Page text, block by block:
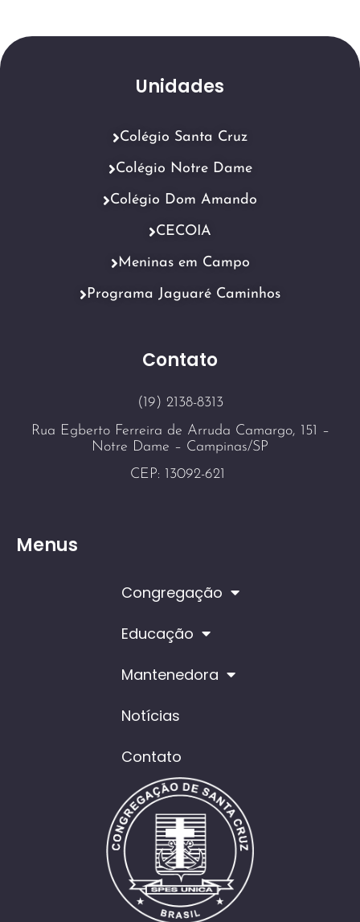
Contato
(19) 2138-8313
Rua Egberto Ferreira de Arruda Camargo, 151 –
Notre Dame – Campinas/SP
CEP: 13092-621
Menus
Congregação
Educação
Mantenedora
Notícias
Contato
Unidades
Colégio Santa Cruz
Colégio Notre Dame
Colégio Dom Amando
CECOIA
Meninas em Campo
Programa Jaguaré Caminhos